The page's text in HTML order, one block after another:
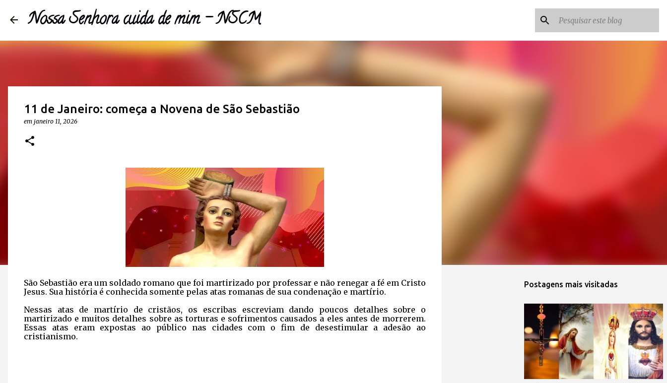
Nossa Senhora cuida de mim - NSCM
11 de Janeiro: começa a Novena de São Sebastião
em janeiro 11, 2026
São Sebastião era um soldado romano que foi martirizado por professar e não renegar a fé em Cristo
Jesus. Sua história é conhecida somente pelas atas romanas de sua condenação e martírio.
Nessas atas de martírio de cristãos, os escribas escreviam dando poucos detalhes sobre o
martirizado e muitos detalhes sobre as torturas e sofrimentos causados a eles antes de morrerem.
Essas atas eram expostas ao público nas cidades com o fim de desestimular a adesão ao
cristianismo.
Postagens mais visitadas